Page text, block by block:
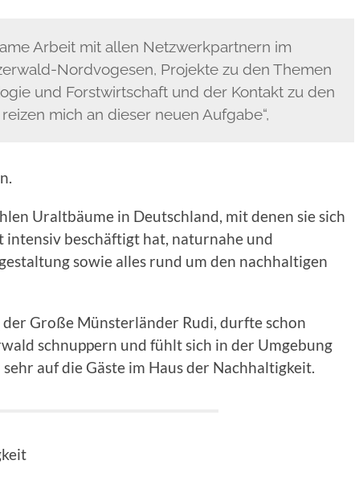
Arbeit mit allen Netzwerkpartnern im
Nordvogesen, Projekte zu den Themen
und Forstwirtschaft und der Kontakt zu den
mich an dieser neuen Aufgabe“,
Uraltbäume in Deutschland, mit denen sie sich
beschäftigt hat, naturnahe und
sowie alles rund um den nachhaltigen
Große Münsterländer Rudi, durfte schon
schnuppern und fühlt sich in der Umgebung
auf die Gäste im Haus der Nachhaltigkeit.